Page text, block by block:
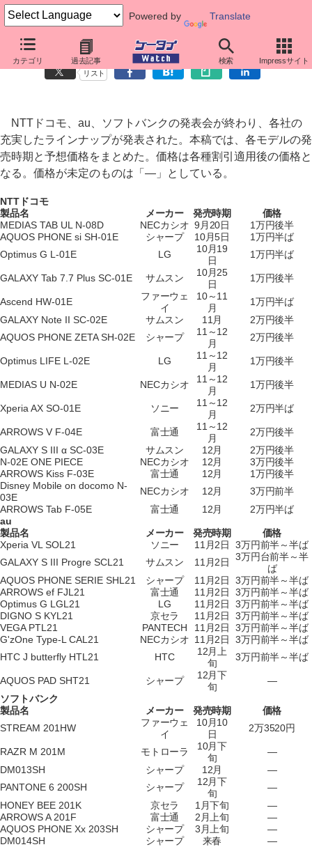
Powered by Translate
カテゴリ 過去記事 検索 Impressサイト
2012冬のスマホ、発売時期と価格は？
リスト
NTTドコモ、au、ソフトバンクの発表会が終わり、各社の
充実したラインナップが発表された。本稿では、各モデルの発
売時期と予想価格をまとめた。価格は各種割引適用後の価格と
なる。価格が未定のものは「―」としている。
NTTドコモ
製品名
メーカー 発売時期
価格
MEDIAS TAB UL N-08D
NECカシオ 9月20日
1万円後半
AQUOS PHONE si SH-01E
シャープ 10月5日
1万円半ば
Optimus G L-01E
LG
10月19
日
1万円半ば
GALAXY Tab 7.7 Plus SC-01E サムスン
10月25
日
1万円後半
Ascend HW-01E
ファーウェ
イ
10～11
月
1万円半ば
GALAXY Note II SC-02E
サムスン 11月
2万円後半
AQUOS PHONE ZETA SH-02E
シャープ
11～12
月
2万円後半
Optimus LIFE L-02E LG
11～12
月
1万円後半
MEDIAS U N-02E NECカシオ
11～12
月
1万円後半
Xperia AX SO-01E ソニー
11～12
月
2万円半ば
ARROWS V F-04E 富士通
11～12
月
2万円後半
GALAXY S III α SC-03E
サムスン 12月
2万円後半
N-02E ONE PIECE
NECカシオ 12月
3万円後半
ARROWS Kiss F-03E
富士通 12月
1万円後半
Disney Mobile on docomo N-
03E
NECカシオ 12月
3万円前半
ARROWS Tab F-05E
富士通 12月
2万円半ば
au
製品名
メーカー 発売時期
価格
Xperia VL SOL21
ソニー 11月2日
3万円前半～半ば
GALAXY S III Progre SCL21
サムスン 11月2日
3万円台前半～半
ば
AQUOS PHONE SERIE SHL21
シャープ 11月2日
3万円前半～半ば
ARROWS ef FJL21
富士通 11月2日
3万円前半～半ば
Optimus G LGL21
LG 11月2日
3万円前半～半ば
DIGNO S KYL21
京セラ 11月2日
3万円前半～半ば
VEGA PTL21
PANTECH 11月2日
3万円前半～半ば
G'zOne Type-L CAL21
NECカシオ 11月2日
3万円前半～半ば
HTC J butterfly HTL21
HTC
12月上
旬
3万円前半～半ば
AQUOS PAD SHT21 シャープ
12月下
旬
―
ソフトバンク
製品名
メーカー 発売時期
価格
STREAM 201HW
ファーウェ
イ
10月10
日
2万3520円
RAZR M 201M モトローラ
10月下
旬
―
DM013SH
シャープ 12月
―
PANTONE 6 200SH
シャープ
12月下
旬
―
HONEY BEE 201K
京セラ 1月下旬
―
ARROWS A 201F
富士通 2月上旬
―
AQUOS PHONE Xx 203SH
シャープ 3月上旬
―
DM014SH
シャープ 来春 ―